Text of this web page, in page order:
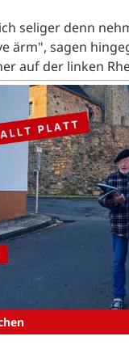
seliger denn
ärm", sagen
auf der linken